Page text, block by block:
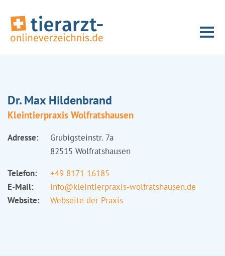
Dr. Max Hildenbrand
Kleintierpraxis Wolfratshausen
Adresse:
Grubigsteinstr. 7a
82515 Wolfratshausen
Telefon:
+49 8171 16185
E-Mail:
info@kleintierpraxis-wolfratshausen.de
Website:
Webseite der Praxis